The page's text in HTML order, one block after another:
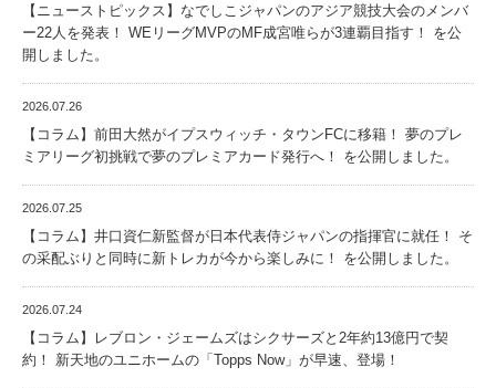
【ニューストピックス】なでしこジャパンのアジア競技大会のメンバ
ー22人を発表！ WEリーグMVPのMF成宮唯らが3連覇目指す！ を公
開しました。
2026.07.26
【コラム】前田大然がイプスウィッチ・タウンFCに移籍！ 夢のプレ
ミアリーグ初挑戦で夢のプレミアカード発行へ！ を公開しました。
2026.07.25
【コラム】井口資仁新監督が日本代表侍ジャパンの指揮官に就任！ そ
の采配ぶりと同時に新トレカが今から楽しみに！ を公開しました。
2026.07.24
【コラム】レブロン・ジェームズはシクサーズと2年約13億円で契
約！ 新天地のユニホームの「Topps Now」が早速、登場！